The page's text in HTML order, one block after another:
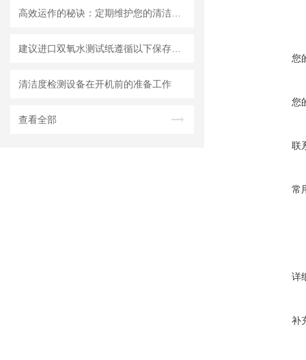
清洁度检测设备在开机前的准备工作
查看全部
您
您
联
常
详
补